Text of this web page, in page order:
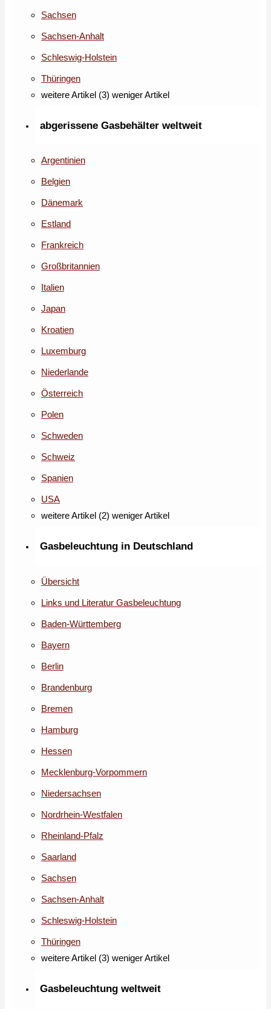
Sachsen
Sachsen-Anhalt
Schleswig-Holstein
Thüringen
weitere Artikel (3) weniger Artikel
abgerissene Gasbehälter weltweit
Argentinien
Belgien
Dänemark
Estland
Frankreich
Großbritannien
Italien
Japan
Kroatien
Luxemburg
Niederlande
Österreich
Polen
Schweden
Schweiz
Spanien
USA
weitere Artikel (2) weniger Artikel
Gasbeleuchtung in Deutschland
Übersicht
Links und Literatur Gasbeleuchtung
Baden-Württemberg
Bayern
Berlin
Brandenburg
Bremen
Hamburg
Hessen
Mecklenburg-Vorpommern
Niedersachsen
Nordrhein-Westfalen
Rheinland-Pfalz
Saarland
Sachsen
Sachsen-Anhalt
Schleswig-Holstein
Thüringen
weitere Artikel (3) weniger Artikel
Gasbeleuchtung weltweit